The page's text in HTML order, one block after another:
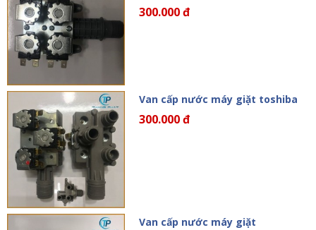
300.000 đ
Van cấp nước máy giặt toshiba
300.000 đ
Van cấp nước máy giặt